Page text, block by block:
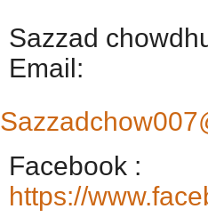
Sazzad
Email:
Facebook :
https://